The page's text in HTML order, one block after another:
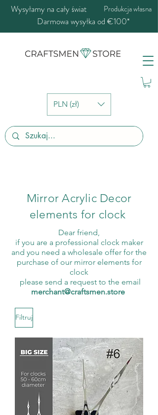
PLN (zł)
Wysyłamy na cały świat Produkcja własna
Darmowa wysyłka od €100*
Mirror Acrylic Decor
elements for clock
Dear friend,
if you are a professional clock maker
and you need a wholesale offer for the
purchase of our mirror elements for
clock
please send a request to the email
merchant@craftsmen.store
Filtruj